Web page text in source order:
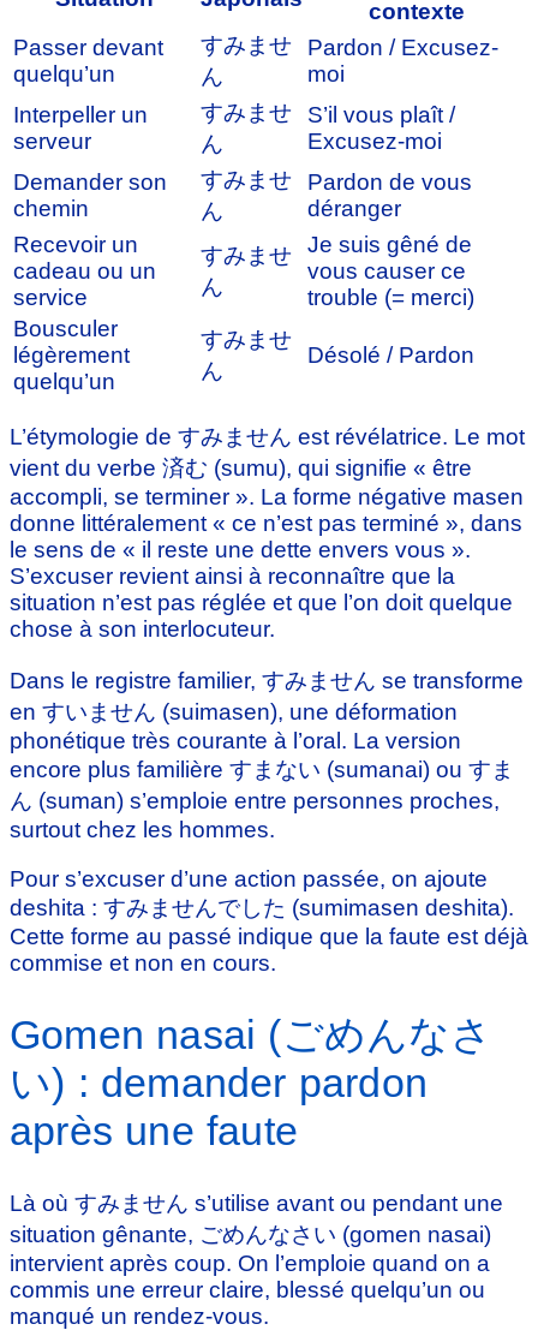
contexte
Passer devant
quelqu’un
すみませ
ん
Pardon / Excusez-
moi
Interpeller un
serveur
すみませ
ん
S’il vous plaît /
Excusez-moi
Demander son
chemin
すみませ
ん
Pardon de vous
déranger
Recevoir un
cadeau ou un
service
すみませ
ん
Je suis gêné de
vous causer ce
trouble (= merci)
Bousculer
légèrement
quelqu’un
すみませ
ん
Désolé / Pardon
L’étymologie de すみません est révélatrice. Le mot
vient du verbe 済む (sumu), qui signifie « être
accompli, se terminer ». La forme négative masen
donne littéralement « ce n’est pas terminé », dans
le sens de « il reste une dette envers vous ».
S’excuser revient ainsi à reconnaître que la
situation n’est pas réglée et que l’on doit quelque
chose à son interlocuteur.
Dans le registre familier, すみません se transforme
en すいません (suimasen), une déformation
phonétique très courante à l’oral. La version
encore plus familière すまない (sumanai) ou すま
ん (suman) s’emploie entre personnes proches,
surtout chez les hommes.
Pour s’excuser d’une action passée, on ajoute
deshita : すみませんでした (sumimasen deshita).
Cette forme au passé indique que la faute est déjà
commise et non en cours.
Gomen nasai (ごめんなさ
い) : demander pardon
après une faute
Là où すみません s’utilise avant ou pendant une
situation gênante, ごめんなさい (gomen nasai)
intervient après coup. On l’emploie quand on a
commis une erreur claire, blessé quelqu’un ou
manqué un rendez-vous.